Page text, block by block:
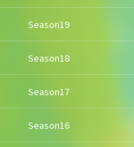
Season19
Season18
Season17
Season16